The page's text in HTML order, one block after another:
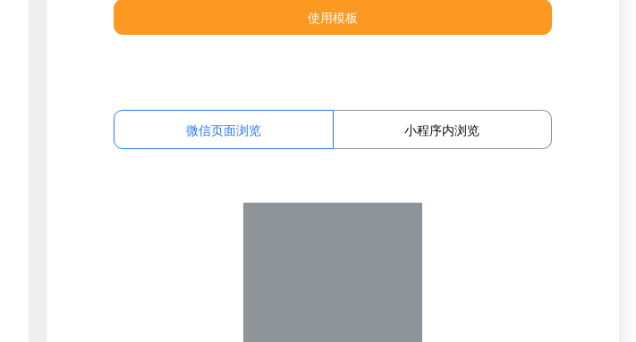
使用模板
微信页面浏览 小程序内浏览